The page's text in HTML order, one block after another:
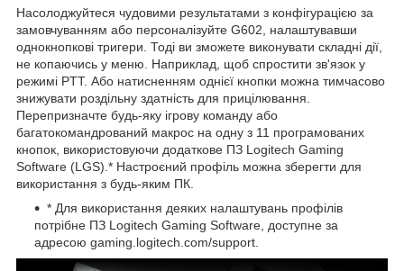
Насолоджуйтеся чудовими результатами з конфігурацією за
замовчуванням або персоналізуйте G602, налаштувавши
однокнопкові тригери. Тоді ви зможете виконувати складні дії,
не копаючись у меню. Наприклад, щоб спростити зв'язок у
режимі PTT. Або натисненням однієї кнопки можна тимчасово
знижувати роздільну здатність для прицілювання.
Перепризначте будь-яку ігрову команду або
багатокомандрований макрос на одну з 11 програмованих
кнопок, використовуючи додаткове ПЗ Logitech Gaming
Software (LGS).* Настроєний профіль можна зберегти для
використання з будь-яким ПК.
* Для використання деяких налаштувань профілів
потрібне ПЗ Logitech Gaming Software, доступне за
адресою gaming.logitech.com/support.